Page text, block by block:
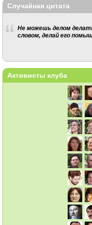
Случайная цитата
Не можешь делом
словом, делай его
Активисты клуба